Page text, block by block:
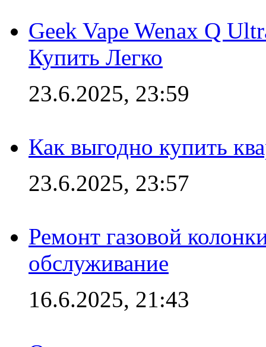
Geek Vape Wenax Q
Купить Легко
23.6.2025, 23:59
Как выгодно купить
23.6.2025, 23:57
Ремонт газовой
обслуживание
16.6.2025, 21:43